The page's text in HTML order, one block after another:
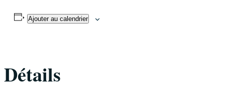
Ajouter au calendrier
Détails